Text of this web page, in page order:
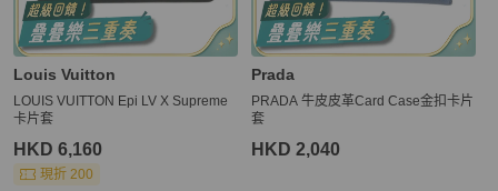
Louis Vuitton
LOUIS VUITTON Epi LV X Supreme
卡片套
HKD 6,160
現折 200
Prada
PRADA 牛皮皮革Card Case金扣卡片
套
HKD 2,040